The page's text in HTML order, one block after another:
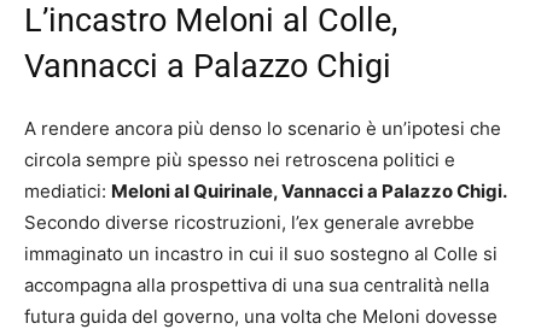
L’incastro Meloni al Colle,
Vannacci a Palazzo Chigi
A rendere ancora più denso lo scenario è un’ipotesi che
circola sempre più spesso nei retroscena politici e
mediatici: Meloni al Quirinale, Vannacci a Palazzo Chigi.
Secondo diverse ricostruzioni, l’ex generale avrebbe
immaginato un incastro in cui il suo sostegno al Colle si
accompagna alla prospettiva di una sua centralità nella
futura guida del governo, una volta che Meloni dovesse